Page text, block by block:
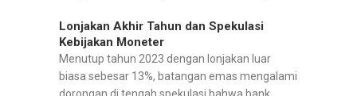
Lonjakan Akhir Tahun dan Spekulasi
Kebijakan Moneter
Menutup tahun 2023 dengan lonjakan luar
biasa sebesar 13%, batangan emas mengalami